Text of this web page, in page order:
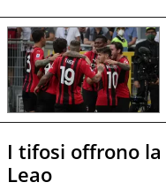
I tifosi offrono
Leao